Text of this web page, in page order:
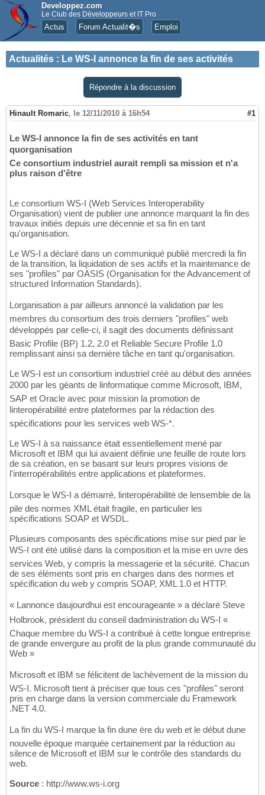
Developpez.com
Le Club des Développeurs et IT Pro
Actus Forum Actualit�s Emploi
Actualités : Le WS-I annonce la fin de ses activités
Répondre à la discussion
Hinault Romaric, le 12/11/2010 à 16h54 #1
Le WS-I annonce la fin de ses activités en tant
quorganisation
Ce consortium industriel aurait rempli sa mission et n'a
plus raison d'être
Le consortium WS-I (Web Services Interoperability
Organisation) vient de publier une annonce marquant la fin des
travaux initiés depuis une décennie et sa fin en tant
qu'organisation.
Le WS-I a déclaré dans un communiqué publié mercredi la fin
de la transition, la liquidation de ses actifs et la maintenance de
ses "profiles" par OASIS (Organisation for the Advancement of
structured Information Standards).
Lorganisation a par ailleurs annoncé la validation par les
membres du consortium des trois derniers "profiles" web
développés par celle-ci, il sagit des documents définissant
Basic Profile (BP) 1.2, 2.0 et Reliable Secure Profile 1.0
remplissant ainsi sa dernière tâche en tant qu'organisation.
Le WS-I est un consortium industriel créé au début des années
2000 par les géants de linformatique comme Microsoft, IBM,
SAP et Oracle avec pour mission la promotion de
linteropérabilité entre plateformes par la rédaction des
spécifications pour les services web WS-*.
Le WS-I à sa naissance était essentiellement mené par
Microsoft et IBM qui lui avaient définie une feuille de route lors
de sa création, en se basant sur leurs propres visions de
l'interropérabilités entre applications et plateformes.
Lorsque le WS-I a démarré, linteropérabilité de lensemble de la
pile des normes XML était fragile, en particulier les
spécifications SOAP et WSDL.
Plusieurs composants des spécifications mise sur pied par le
WS-I ont été utilisé dans la composition et la mise en uvre des
services Web, y compris la messagerie et la sécurité. Chacun
de ses éléments sont pris en charges dans des normes et
spécification du web y compris SOAP, XML 1.0 et HTTP.
« Lannonce daujourdhui est encourageante » a déclaré Steve
Holbrook, président du conseil dadministration du WS-I «
Chaque membre du WS-I a contribué à cette longue entreprise
de grande envergure au profit de la plus grande communauté du
Web »
Microsoft et IBM se félicitent de lachèvement de la mission du
WS-I. Microsoft tient à préciser que tous ces "profiles" seront
pris en charge dans la version commerciale du Framework
.NET 4.0.
La fin du WS-I marque la fin dune ère du web et le début dune
nouvelle époque marquée certainement par la réduction au
silence de Microsoft et IBM sur le contrôle des standards du
web.
Source : http://www.ws-i.org